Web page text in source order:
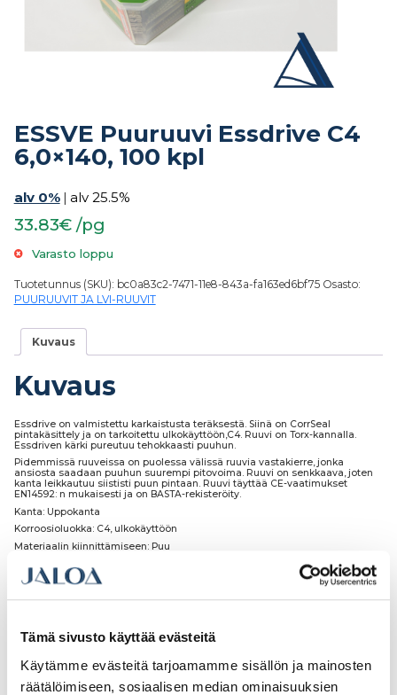
Tämä sivusto käyttää evästeitä
Käytämme evästeitä tarjoamamme sisällön ja mainosten
räätälöimiseen, sosiaalisen median ominaisuuksien
ESSVE Puuruuvi Essdrive C4
6,0×140, 100 kpl
alv 0% | alv 25.5%
33.83€ /pg
Varasto loppu
Tuotetunnus (SKU): bc0a83c2-7471-11e8-843a-fa163ed6bf75 Osasto:
PUURUUVIT JA LVI-RUUVIT
Kuvaus
Kuvaus
Essdrive on valmistettu karkaistusta teräksestä. Siinä on CorrSeal
pintakäsittely ja on tarkoitettu ulkokäyttöön,C4. Ruuvi on Torx-kannalla.
Essdriven kärki pureutuu tehokkaasti puuhun.
Pidemmissä ruuveissa on puolessa välissä ruuvia vastakierre, jonka
ansiosta saadaan puuhun suurempi pitovoima. Ruuvi on senkkaava, joten
kanta leikkautuu siististi puun pintaan. Ruuvi täyttää CE-vaatimukset
EN14592: n mukaisesti ja on BASTA-rekisteröity.
Kanta: Uppokanta
Korroosioluokka: C4, ulkokäyttöön
Materiaalin kiinnittämiseen: Puu
Tutustu myös